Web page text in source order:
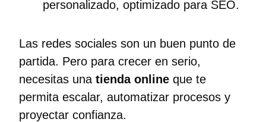
personalizado, optimizado para SEO.
Las redes sociales son un buen punto de
partida. Pero para crecer en serio,
necesitas unatienda online que te
permita escalar, automatizar procesos y
proyectar confianza.